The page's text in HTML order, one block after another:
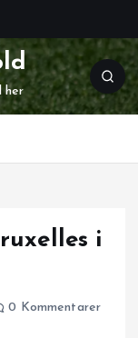
her
i
0 Kommentarer